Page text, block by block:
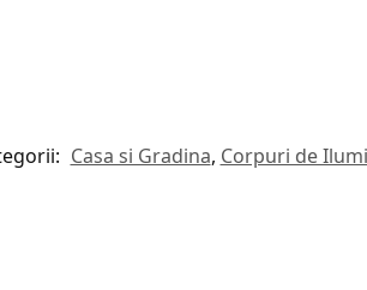
Casa si Gradina, Corpuri de